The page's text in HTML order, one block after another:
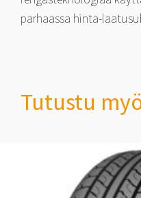
parhaassa hinta-
Tutustu